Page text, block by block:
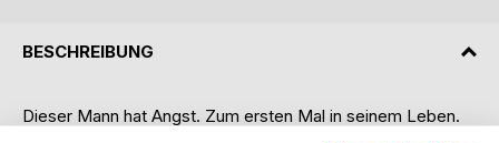
BESCHREIBUNG
Dieser Mann hat Angst. Zum ersten Mal in seinem Leben.